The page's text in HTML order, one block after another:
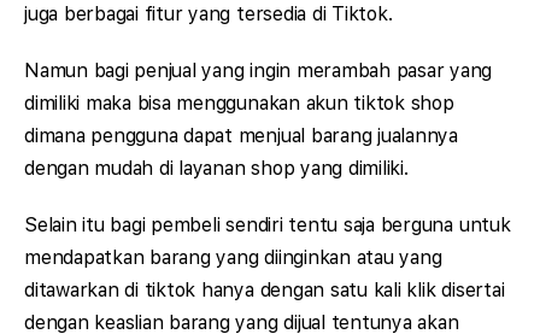
juga berbagai fitur yang tersedia di Tiktok.
Namun bagi penjual yang ingin merambah pasar yang
dimiliki maka bisa menggunakan akun tiktok shop
dimana pengguna dapat menjual barang jualannya
dengan mudah di layanan shop yang dimiliki.
Selain itu bagi pembeli sendiri tentu saja berguna untuk
mendapatkan barang yang diinginkan atau yang
ditawarkan di tiktok hanya dengan satu kali klik disertai
dengan keaslian barang yang dijual tentunya akan